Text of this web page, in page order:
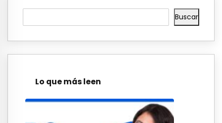
Buscar
Lo que más leen